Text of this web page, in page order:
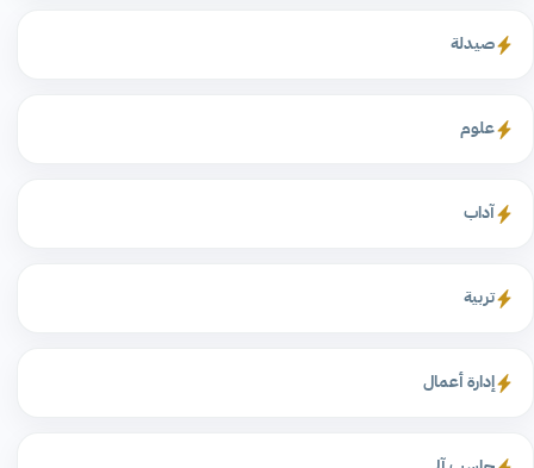
صيدلة
علوم
آداب
تربية
إدارة أعمال